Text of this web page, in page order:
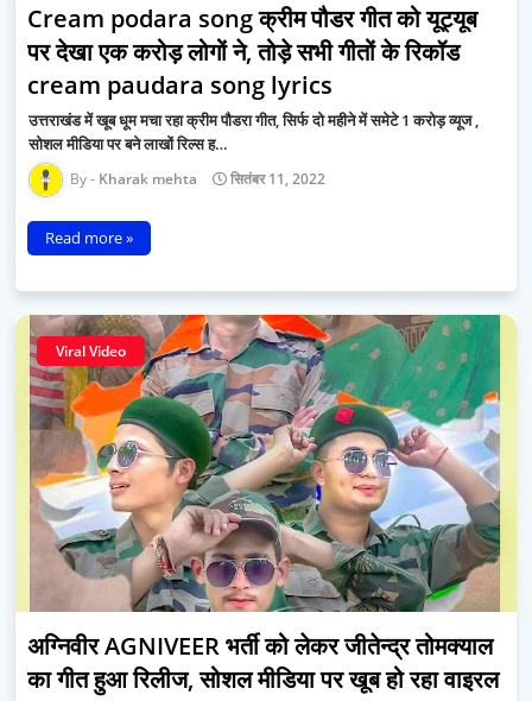
Cream podara song क्रीम पौडर गीत को यूट्यूब
पर देखा एक करोड़ लोगों ने, तोड़े सभी गीतों के रिकॉड
cream paudara song lyrics
उत्तराखंड में खूब धूम मचा रहा क्रीम पौडरा गीत, सिर्फ दो महीने में समेटे 1 करोड़ व्यूज ,
सोशल मीडिया पर बने लाखों रिल्स ह…
Kharak mehta सितंबर 11, 2022
Read more »
Viral Video
अग्निवीर AGNIVEER भर्ती को लेकर जीतेन्द्र तोमक्याल
का गीत हुआ रिलीज, सोशल मीडिया पर खूब हो रहा वाइरल